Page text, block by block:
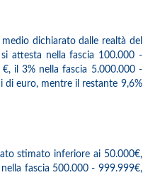
dichiarato dalle realtà del
attesta nella fascia 100.000 -
il 3% nella fascia 5.000.000 -
di euro, mentre il restante 9,6%
stimato inferiore ai 50.000€,
fascia 500.000 - 999.999€,